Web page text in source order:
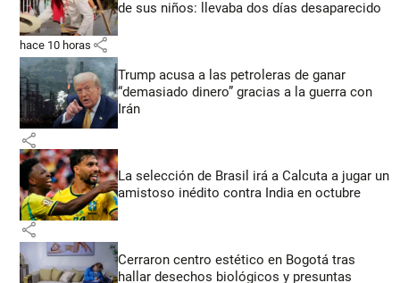
de sus niños: llevaba dos días desaparecido
hace 10 horas share
Trump acusa a las petroleras de ganar
“demasiado dinero” gracias a la guerra con
Irán
share
La selección de Brasil irá a Calcuta a jugar un
amistoso inédito contra India en octubre
share
Cerraron centro estético en Bogotá tras
hallar desechos biológicos y presuntas